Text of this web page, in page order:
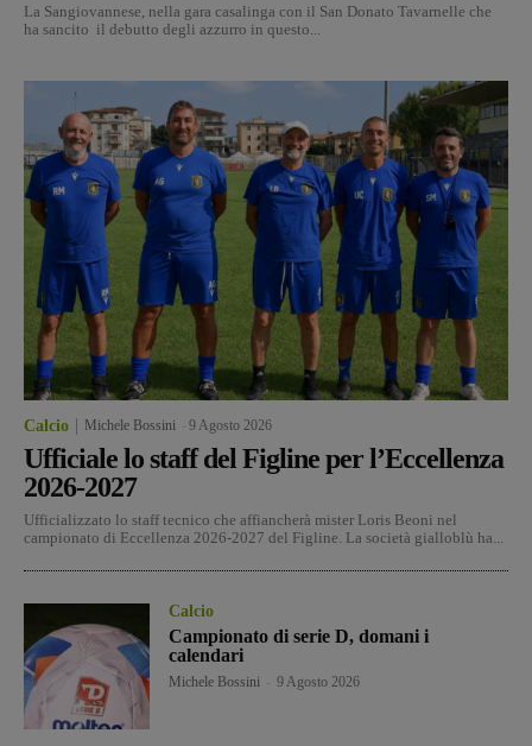
La Sangiovannese, nella gara casalinga con il San Donato Tavarnelle che
ha sancito il debutto degli azzurro in questo...
Calcio Michele Bossini 9 Agosto 2026
Ufficiale lo staff del Figline per l’Eccellenza
2026-2027
Ufficializzato lo staff tecnico che affiancherà mister Loris Beoni nel
campionato di Eccellenza 2026-2027 del Figline. La società gialloblù ha...
Calcio
Campionato di serie D, domani i
calendari
Michele Bossini 9 Agosto 2026